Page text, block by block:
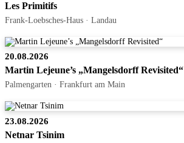
Les Primitifs
Frank-Loebsches-Haus · Landau
20.08.2026
Martin Lejeune’s „Mangelsdorff Revisited“
Palmengarten · Frankfurt am Main
23.08.2026
Netnar Tsinim